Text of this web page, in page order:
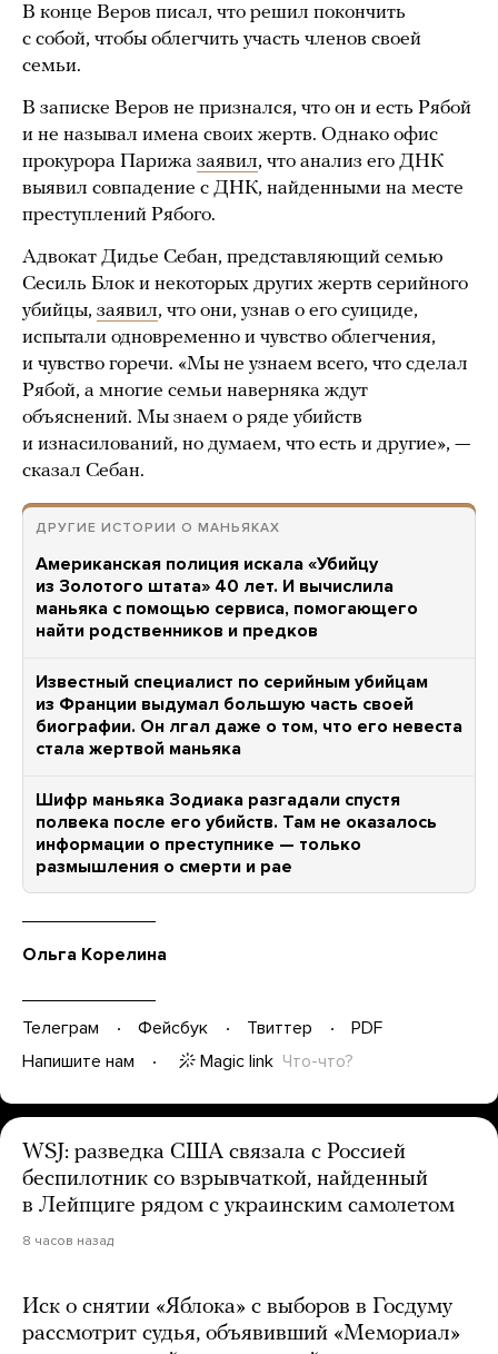
В конце Веров писал, что решил покончить
с собой, чтобы облегчить участь членов своей
семьи.
В записке Веров не признался, что он и есть Рябой
и не называл имена своих жертв. Однако офис
прокурора Парижа заявил, что анализ его ДНК
выявил совпадение с ДНК, найденными на месте
преступлений Рябого.
Адвокат Дидье Себан, представляющий семью
Сесиль Блок и некоторых других жертв серийного
убийцы, заявил, что они, узнав о его суициде,
испытали одновременно и чувство облегчения,
и чувство горечи. «Мы не узнаем всего, что сделал
Рябой, а многие семьи наверняка ждут
объяснений. Мы знаем о ряде убийств
и изнасилований, но думаем, что есть и другие», —
сказал Себан.
ДРУГИЕ ИСТОРИИ О МАНЬЯКАХ
Американская полиция искала «Убийцу
из Золотого штата» 40 лет. И вычислила
маньяка с помощью сервиса, помогающего
найти родственников и предков
Известный специалист по серийным убийцам
из Франции выдумал большую часть своей
биографии. Он лгал даже о том, что его невеста
стала жертвой маньяка
Шифр маньяка Зодиака разгадали спустя
полвека после его убийств. Там не оказалось
информации о преступнике — только
размышления о смерти и рае
Ольга Корелина
Телеграм Фейсбук Твиттер
PDF
Напишите нам
Magic link Что-что?
WSJ: разведка США связала с Россией
беспилотник со взрывчаткой, найденный
в Лейпциге рядом с украинским самолетом
8 часов назад
Иск о снятии «Яблока» с выборов в Госдуму
рассмотрит судья, объявивший «Мемориал»